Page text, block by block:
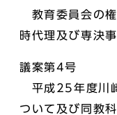
教育委員会の権
時代理及び専決
議案第4号
平成25年度川
ついて及び同教